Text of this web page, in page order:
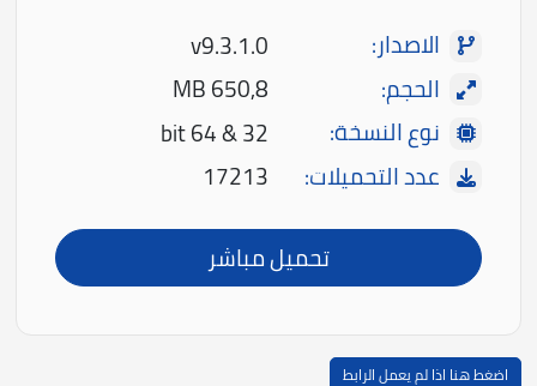
الاصدار:
v9.3.1.0
الحجم:
650,8 MB
نوع النسخة:
32 & 64 bit
عدد التحميلات:
17213
تحميل مباشر
اضغط هنا اذا لم يعمل الرابط